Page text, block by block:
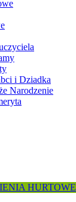
i Dziadka
Narodzenie
HURTOWE